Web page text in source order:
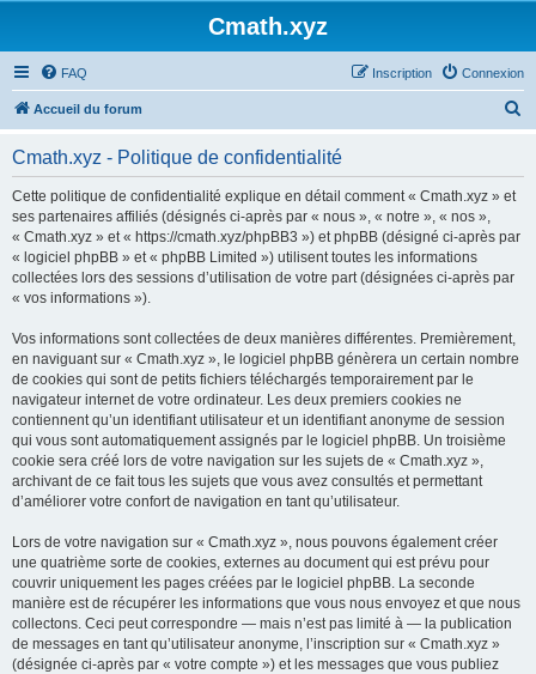
Cmath.xyz
FAQ Connexion
Inscription
Accueil du forum
Cmath.xyz - Politique de confidentialité
Cette politique de confidentialité explique en détail comment « Cmath.xyz » et
ses partenaires affiliés (désignés ci-après par « nous », « notre », « nos »,
« Cmath.xyz » et « https://cmath.xyz/phpBB3 ») et phpBB (désigné ci-après par
« logiciel phpBB » et « phpBB Limited ») utilisent toutes les informations
collectées lors des sessions d’utilisation de votre part (désignées ci-après par
« vos informations »).
Vos informations sont collectées de deux manières différentes. Premièrement,
en naviguant sur « Cmath.xyz », le logiciel phpBB génèrera un certain nombre
de cookies qui sont de petits fichiers téléchargés temporairement par le
navigateur internet de votre ordinateur. Les deux premiers cookies ne
contiennent qu’un identifiant utilisateur et un identifiant anonyme de session
qui vous sont automatiquement assignés par le logiciel phpBB. Un troisième
cookie sera créé lors de votre navigation sur les sujets de « Cmath.xyz »,
archivant de ce fait tous les sujets que vous avez consultés et permettant
d’améliorer votre confort de navigation en tant qu’utilisateur.
Lors de votre navigation sur « Cmath.xyz », nous pouvons également créer
une quatrième sorte de cookies, externes au document qui est prévu pour
couvrir uniquement les pages créées par le logiciel phpBB. La seconde
manière est de récupérer les informations que vous nous envoyez et que nous
collectons. Ceci peut correspondre — mais n’est pas limité à — la publication
de messages en tant qu’utilisateur anonyme, l’inscription sur « Cmath.xyz »
(désignée ci-après par « votre compte ») et les messages que vous publiez